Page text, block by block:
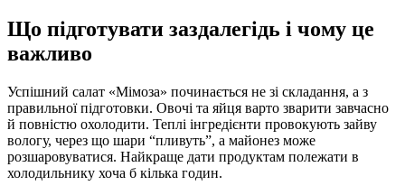
Що підготувати заздалегідь і чому це
важливо
Успішний салат «Мімоза» починається не зі складання, а з
правильної підготовки. Овочі та яйця варто зварити завчасно
й повністю охолодити. Теплі інгредієнти провокують зайву
вологу, через що шари “пливуть”, а майонез може
розшаровуватися. Найкраще дати продуктам полежати в
холодильнику хоча б кілька годин.